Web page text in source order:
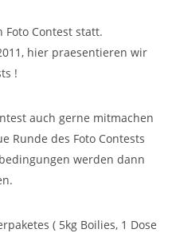
Foto Contest statt.
hier praesentieren wir
!
auch gerne mitmachen
Runde des Foto Contests
werden dann
( 5kg Boilies, 1 Dose